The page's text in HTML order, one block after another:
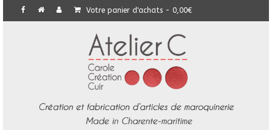
Votre panier d'achats - 0,00€